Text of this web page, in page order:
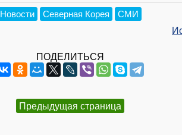
Новости Северная Корея СМИ
ПОДЕЛИТЬСЯ
Предыдущая страница